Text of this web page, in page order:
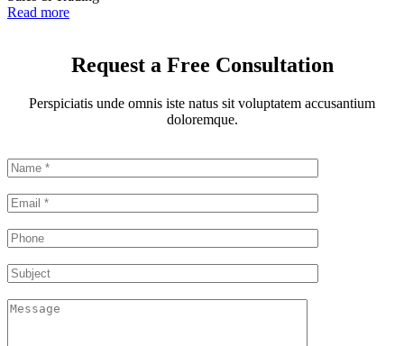
Read more
Request a Free Consultation
Perspiciatis unde omnis iste natus sit voluptatem accusantium
doloremque.